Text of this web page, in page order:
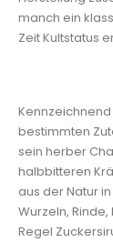
manch ein
Zeit Kultstatus
bestimmten
sein herber
halbbitteren
aus der Natur
Wurzeln,
Regel